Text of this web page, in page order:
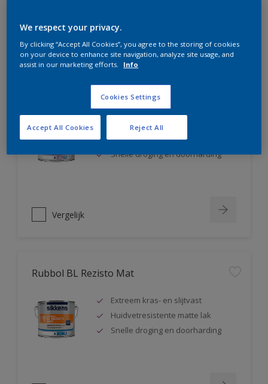
Rubbol BL Rezisto Satin
Extreem kras- en slijtvast
Huidvetresistente zijdeglanslak
Snelle droging en doorharding
Vergelijk
Rubbol BL Rezisto Mat
Extreem kras- en slijtvast
Huidvetresistente matte lak
Snelle droging en doorharding
We respect your privacy.
By clicking “Accept All Cookies”, you agree to the storing of cookies
on your device to enhance site navigation, analyze site usage, and
assist in our marketing efforts.
Info
Cookies Settings
Reject All
Accept All Cookies